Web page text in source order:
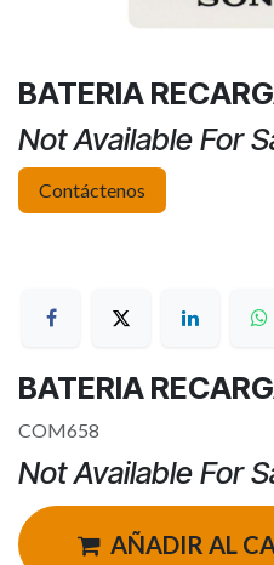
BATERIA
Not Available For
Contáctenos
BATERIA
COM658
Not Available For
AÑADIR AL